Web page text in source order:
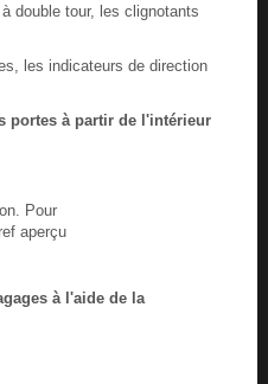
double tour, les clignotants
les indicateurs de direction
portes à partir de l'intérieur
Pour
aperçu
à l'aide de la